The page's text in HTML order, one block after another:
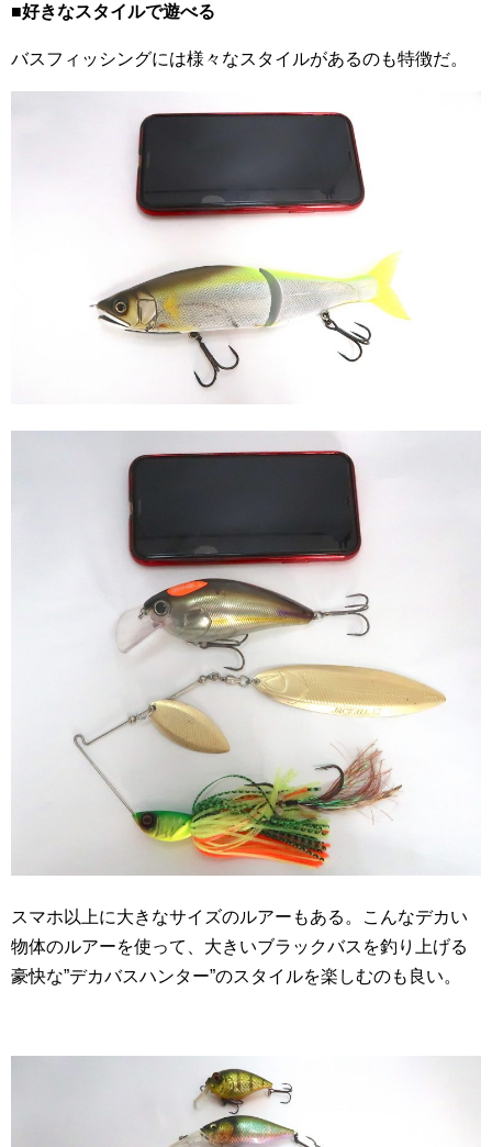
■好きなスタイルで遊べる
バスフィッシングには様々なスタイルがあるのも特徴だ。
スマホ以上に大きなサイズのルアーもある。こんなデカい
物体のルアーを使って、大きいブラックバスを釣り上げる
豪快な”デカバスハンター”のスタイルを楽しむのも良い。